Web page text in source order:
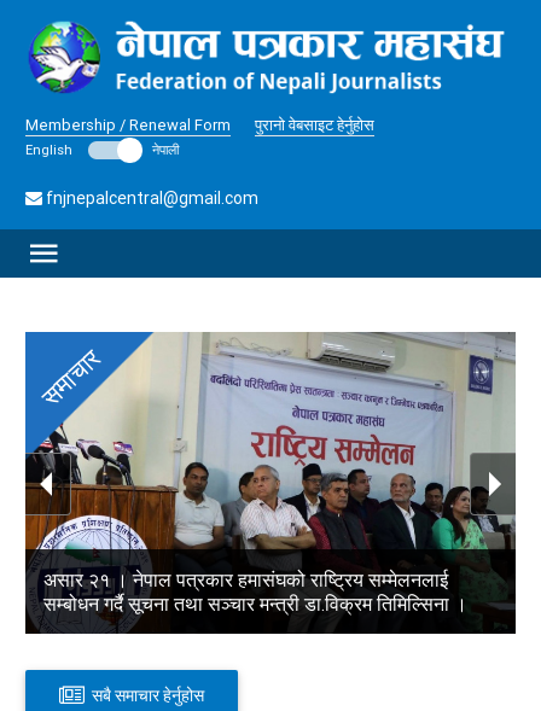
Membership / Renewal Form पुरानो वेबसाइट हेर्नुहोस
English नेपाली
fnjnepalcentral@gmail.com
समाचार
असार २१ । नेपाल पत्रकार हमासंघको राष्ट्रिय सम्मेलनलाई
सम्बोधन गर्दै सूचना तथा सञ्चार मन्त्री डा.विक्रम तिमिल्सिना ।
सबै समाचार हेर्नुहोस